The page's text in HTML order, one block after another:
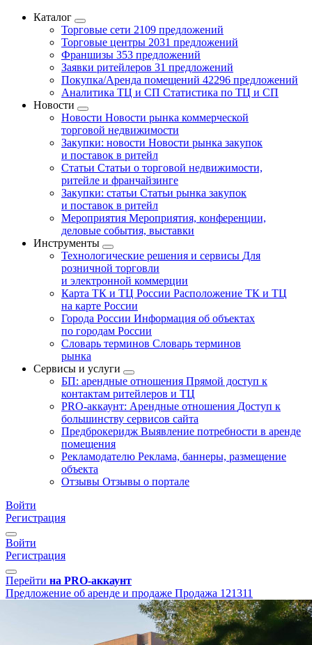
Каталог
Торговые сети 2109 предложений
Торговые центры 2031 предложений
Франшизы 353 предложений
Заявки ритейлеров 31 предложений
Покупка/Аренда помещений 42296 предложений
Аналитика ТЦ и СП Статистика по ТЦ и СП
Новости
Новости Новости рынка коммерческой
торговой недвижимости
Закупки: новости Новости рынка закупок
и поставок в ритейл
Статьи Статьи о торговой недвижимости,
ритейле и франчайзинге
Закупки: статьи Статьи рынка закупок
и поставок в ритейл
Мероприятия Мероприятия, конференции,
деловые события, выставки
Инструменты
Технологические решения и сервисы Для
розничной торговли
и электронной коммерции
Карта ТК и ТЦ России Расположение ТК и ТЦ
на карте России
Города России Информация об объектах
по городам России
Словарь терминов Словарь терминов
рынка
Сервисы и услуги
БП: арендные отношения Прямой доступ к
контактам ритейлеров и ТЦ
PRO-аккаунт: Арендные отношения Доступ к
большинству сервисов сайта
Предброкеридж Выявление потребности в аренде
помещения
Рекламодателю Реклама, баннеры, размещение
объекта
Отзывы Отзывы о портале
Войти
Регистрация
Войти
Регистрация
Перейти на PRO-аккаунт
Предложение об аренде и продаже Продажа 121311